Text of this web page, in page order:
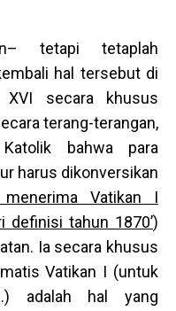
tetapi tetaplah
hal tersebut di
secara khusus
terang-terangan,
bahwa para
harus dikonversikan
menerima Vatikan I
definisi tahun 1870’)
Ia secara khusus
Vatikan I (untuk
adalah hal yang